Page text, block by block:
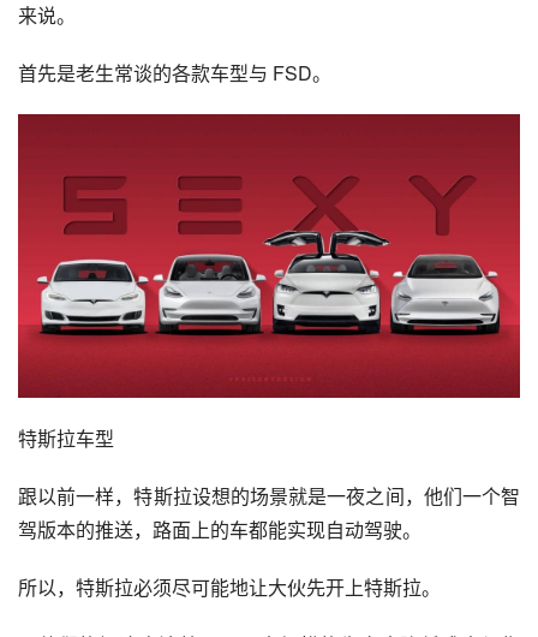
来说。
首先是老生常谈的各款车型与 FSD。
特斯拉车型
跟以前一样，特斯拉设想的场景就是一夜之间，他们一个智
驾版本的推送，路面上的车都能实现自动驾驶。
所以，特斯拉必须尽可能地让大伙先开上特斯拉。